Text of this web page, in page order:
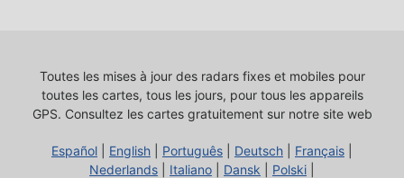
Toutes les mises à jour des radars fixes et mobiles pour
toutes les cartes, tous les jours, pour tous les appareils
GPS. Consultez les cartes gratuitement sur notre site web
Español English Português Deutsch Français
Nederlands
Italiano Dansk Polski